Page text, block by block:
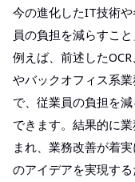
今の進化したIT技術
員の負担を減らすこ
例えば、前述した
やバックオフィス系
で、従業員の負担を
できます。結果的に
まれ、業務改善が着
のアイデアを実現す